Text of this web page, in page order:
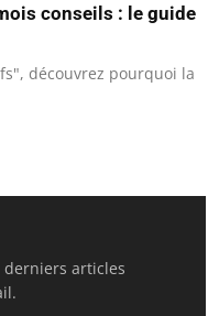
conseils : le guide
découvrez pourquoi la
derniers articles